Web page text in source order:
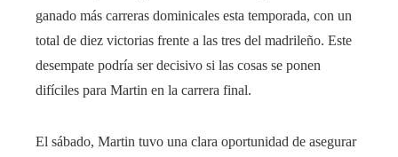
ganado más carreras dominicales esta temporada, con un
total de diez victorias frente a las tres del madrileño. Este
desempate podría ser decisivo si las cosas se ponen
difíciles para Martin en la carrera final.
El sábado, Martin tuvo una clara oportunidad de asegurar